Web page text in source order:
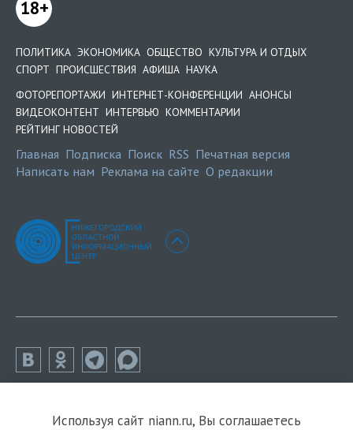
18+
ПОЛИТИКА ЭКОНОМИКА ОБЩЕСТВО КУЛЬТУРА И ОТДЫХ
СПОРТ ПРОИСШЕСТВИЯ АФИША НАУКА
ФОТОРЕПОРТАЖИ ИНТЕРНЕТ-КОНФЕРЕНЦИИ АНОНСЫ
ВИДЕОКОНТЕНТ ИНТЕРВЬЮ КОММЕНТАРИИ
РЕЙТИНГ НОВОСТЕЙ
Главная Подписка Поиск RSS Печатная версия
Написать нам Реклама на сайте О редакции
Используя сайт niann.ru, Вы соглашаетесь